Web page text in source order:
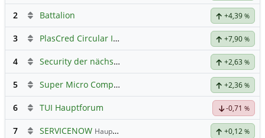
2 Battalion +4,39 %
3 PlasCred Circular Innovations +7,90 %
4 Security der nächsten Generation +2,63 %
5 Super Micro Computer +2,36 %
6 TUI Hauptforum -0,71 %
7 SERVICENOW Hauptdiskussion +0,12 %